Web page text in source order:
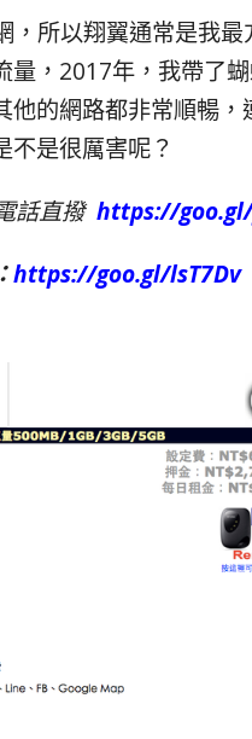
所以翔翼通常是我最
量，2017年，我帶了
的網路都非常順暢，
不是很厲害呢？
話直撥 https://
https://goo.gl/lsT7Dv